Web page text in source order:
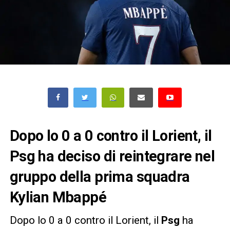
Dopo lo 0 a 0 contro il Lorient, il
Psg ha deciso di reintegrare nel
gruppo della prima squadra
Kylian Mbappé
Dopo lo 0 a 0 contro il Lorient, il Psg ha